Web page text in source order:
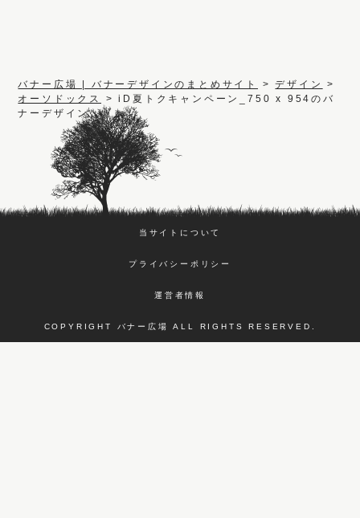
バナー広場 | バナーデザインのまとめサイト >デザイン
>
オーソドックス
>iD夏トクキャンペーン_750 x 954のバ
ナーデザイン
当サイトについて
プライバシーポリシー
運営者情報
COPYRIGHT バナー広場 ALL RIGHTS RESERVED.